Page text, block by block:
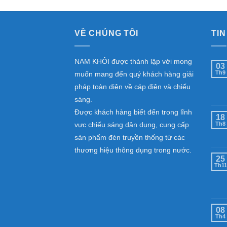
VỀ CHÚNG TÔI
NAM KHÔI được thành lập với mong
muốn mang đến quý khách hàng giải
pháp toàn diện về cáp điện và chiếu
sáng.
Được khách hàng biết đến trong lĩnh
vực chiếu sáng dân dụng, cung cấp
sản phẩm đèn truyền thống từ các
thương hiệu thông dụng trong nước.
03
Th9
18
Th8
25
Th11
08
Th4